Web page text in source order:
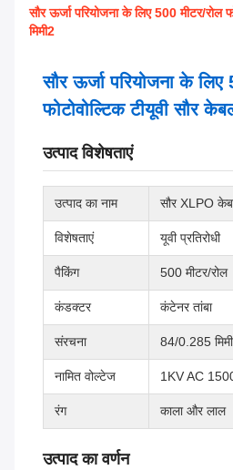
सौर ऊर्जा परियोजना के लिए 500 मीटर/रोल
मिमी2
सौर ऊर्जा परियोजना के लिए
फोटोवोल्टिक टीयूवी सौर
उत्पाद विशेषताएं
उत्पाद का नाम सौर XLPO
विशेषताएं यूवी प्रतिरोधी
पैकिंग 500 मीटर/रोल
कंडक्टर कंटेनर तांबा
संरचना 84/0.285 मिमी
नामित वोल्टेज 1KV AC
रंग काला और लाल
उत्पाद का वर्णन